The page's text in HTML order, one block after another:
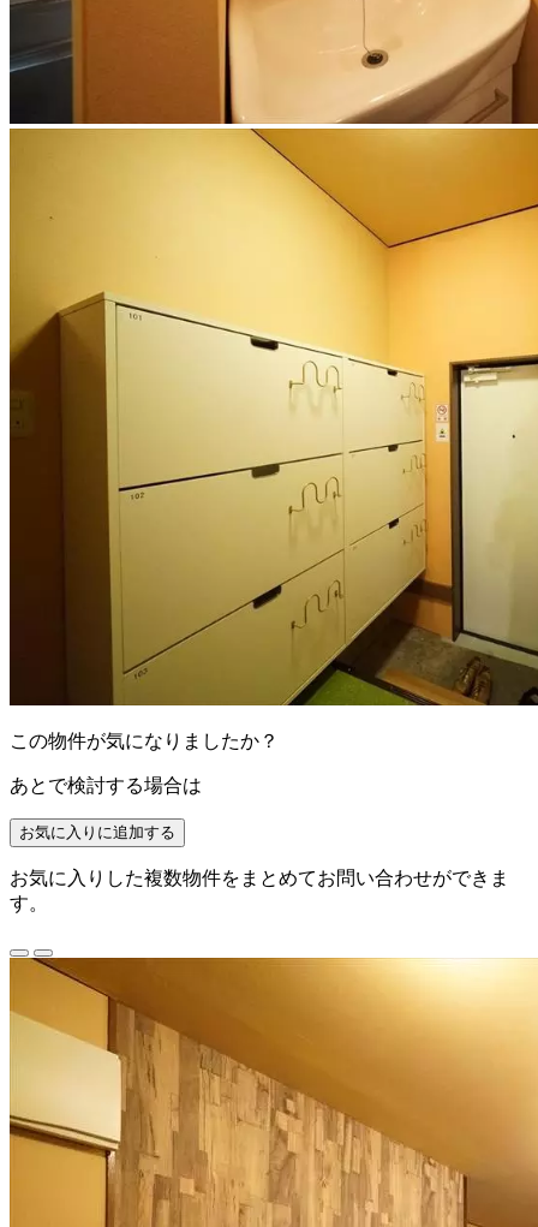
この物件が気になりましたか？
あとで検討する場合は
お気に入りに追加する
お気に入りした複数物件をまとめてお問い合わせができま
す。